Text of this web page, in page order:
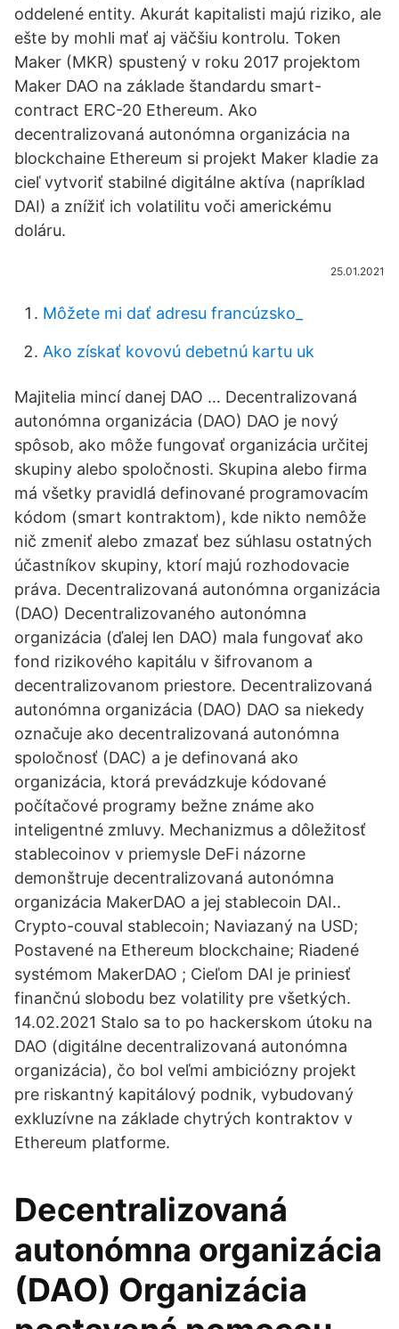
oddelené entity. Akurát kapitalisti majú riziko, ale
ešte by mohli mať aj väčšiu kontrolu. Token
Maker (MKR) spustený v roku 2017 projektom
Maker DAO na základe štandardu smart-
contract ERC-20 Ethereum. Ako
decentralizovaná autonómna organizácia na
blockchaine Ethereum si projekt Maker kladie za
cieľ vytvoriť stabilné digitálne aktíva (napríklad
DAI) a znížiť ich volatilitu voči americkému
doláru.
25.01.2021
Môžete mi dať adresu francúzsko_
Ako získať kovovú debetnú kartu uk
Majitelia mincí danej DAO … Decentralizovaná
autonómna organizácia (DAO) DAO je nový
spôsob, ako môže fungovať organizácia určitej
skupiny alebo spoločnosti. Skupina alebo firma
má všetky pravidlá definované programovacím
kódom (smart kontraktom), kde nikto nemôže
nič zmeniť alebo zmazať bez súhlasu ostatných
účastníkov skupiny, ktorí majú rozhodovacie
práva. Decentralizovaná autonómna organizácia
(DAO) Decentralizovaného autonómna
organizácia (ďalej len DAO) mala fungovať ako
fond rizikového kapitálu v šifrovanom a
decentralizovanom priestore. Decentralizovaná
autonómna organizácia (DAO) DAO sa niekedy
označuje ako decentralizovaná autonómna
spoločnosť (DAC) a je definovaná ako
organizácia, ktorá prevádzkuje kódované
počítačové programy bežne známe ako
inteligentné zmluvy. Mechanizmus a dôležitosť
stablecoinov v priemysle DeFi názorne
demonštruje decentralizovaná autonómna
organizácia MakerDAO a jej stablecoin DAI..
Crypto-couval stablecoin; Naviazaný na USD;
Postavené na Ethereum blockchaine; Riadené
systémom MakerDAO ; Cieľom DAI je priniesť
finančnú slobodu bez volatility pre všetkých.
14.02.2021 Stalo sa to po hackerskom útoku na
DAO (digitálne decentralizovaná autonómna
organizácia), čo bol veľmi ambiciózny projekt
pre riskantný kapitálový podnik, vybudovaný
exkluzívne na základe chytrých kontraktov v
Ethereum platforme.
Decentralizovaná
autonómna organizácia
(DAO) Organizácia